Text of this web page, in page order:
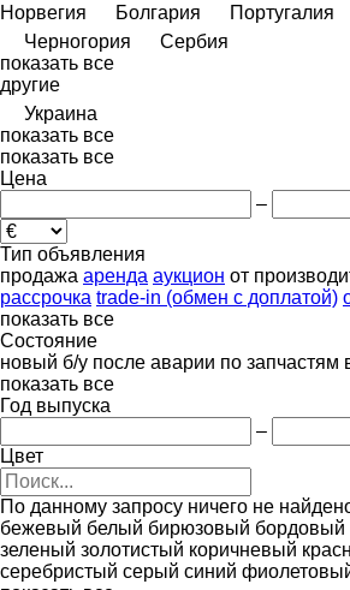
Норвегия
Болгария Португалия
Черногория
Сербия
показать все
другие
Украина
показать все
показать все
Цена
–
Тип объявления
продажа аренда аукцион от
рассрочка trade-in (обмен с доплатой)
показать все
Состояние
новый б/у после аварии по запчастям
показать все
Год выпуска
–
Цвет
По данному запросу ничего не
бежевый белый бирюзовый бордовый
зеленый золотистый коричневый
серебристый серый синий